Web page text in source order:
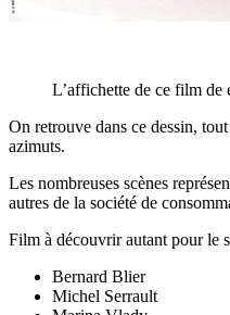
L’affichette de ce film de
On retrouve dans ce dessin,
azimuts.
Les nombreuses scènes
autres de la société de
Film à découvrir autant pour le
Bernard Blier
Michel Serrault